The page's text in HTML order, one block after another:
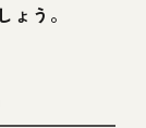
う。